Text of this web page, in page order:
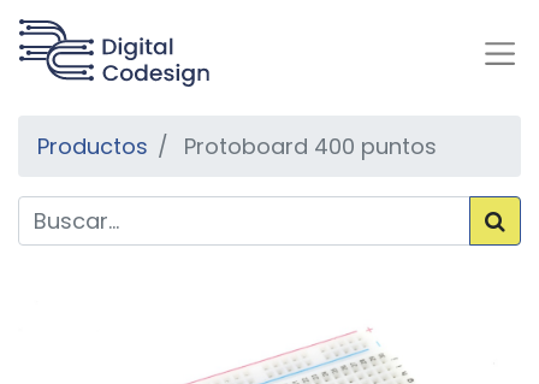
Productos Protoboard 400 puntos